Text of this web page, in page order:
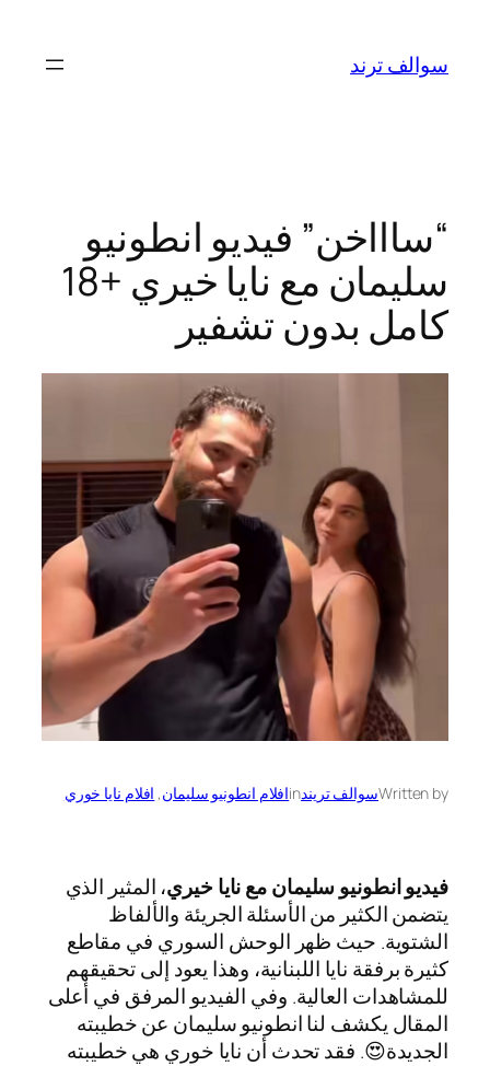
المحتوى
سوالف ترند
“ساااخن” فيديو انطونيو
سليمان مع نايا خيري +18
كامل بدون تشفير
Written byسوالف تريندinافلام انطونيو سليمان, افلام نايا خوري
فيديو انطونيو سليمان مع نايا خيري، المثير الذي
يتضمن الكثير من الأسئلة الجريئة والألفاظ
الشتوية. حيث ظهر الوحش السوري في مقاطع
كثيرة برفقة نايا اللبنانية، وهذا يعود إلى تحقيقهم
للمشاهدات العالية. وفي الفيديو المرفق في أعلى
المقال يكشف لنا انطونيو سليمان عن خطيبته
الجديدة😍. فقد تحدث أن نايا خوري هي خطيبته